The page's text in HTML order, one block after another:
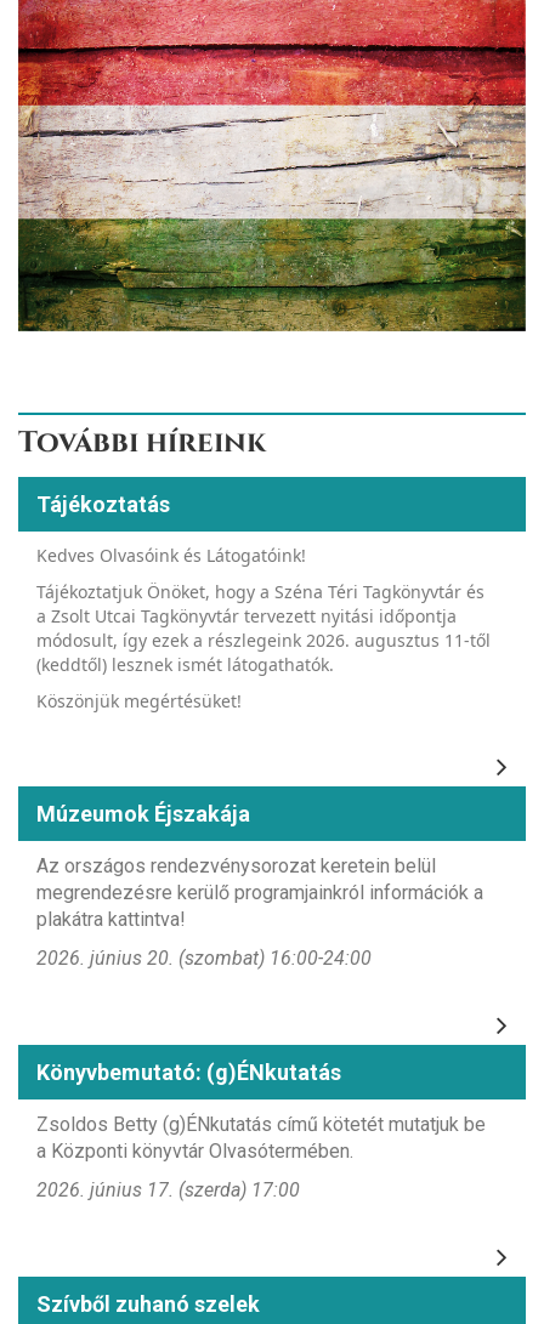
További híreink
Tájékoztatás
Kedves Olvasóink és Látogatóink!
Tájékoztatjuk Önöket, hogy a Széna Téri Tagkönyvtár és
a Zsolt Utcai Tagkönyvtár tervezett nyitási időpontja
módosult, így ezek a részlegeink 2026. augusztus 11-től
(keddtől) lesznek ismét látogathatók.
Köszönjük megértésüket!
Múzeumok Éjszakája
Az országos rendezvénysorozat keretein belül
megrendezésre kerülő programjainkról információk a
plakátra kattintva!
2026. június 20. (szombat) 16:00-24:00
Könyvbemutató: (g)ÉNkutatás
Zsoldos Betty (g)ÉNkutatás című kötetét mutatjuk be
a Központi könyvtár Olvasótermében.
2026. június 17. (szerda) 17:00
Szívből zuhanó szelek